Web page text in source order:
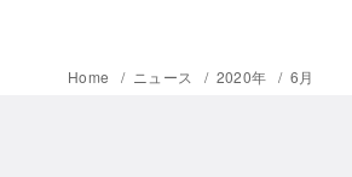
Home ニュース 2020年 6月